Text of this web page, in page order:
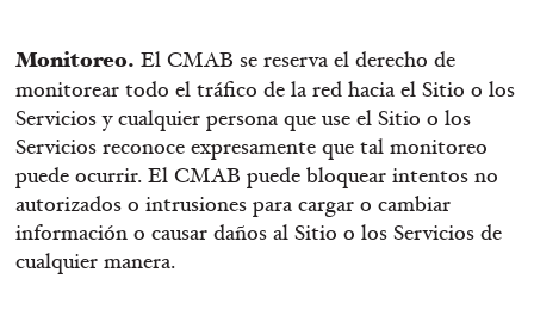
Monitoreo. El CMAB se reserva el derecho de
monitorear todo el tráfico de la red hacia el Sitio o los
Servicios y cualquier persona que use el Sitio o los
Servicios reconoce expresamente que tal monitoreo
puede ocurrir. El CMAB puede bloquear intentos no
autorizados o intrusiones para cargar o cambiar
información o causar daños al Sitio o los Servicios de
cualquier manera.